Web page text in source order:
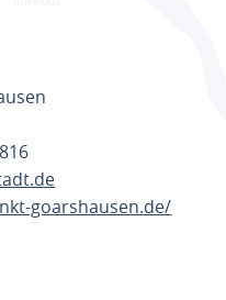
goarshausen.de/